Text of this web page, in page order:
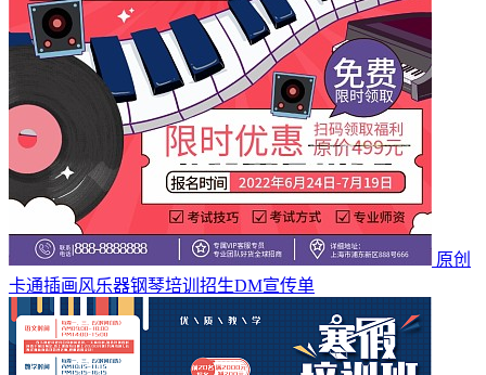
原创
卡通插画风乐器钢琴培训招生DM宣传单